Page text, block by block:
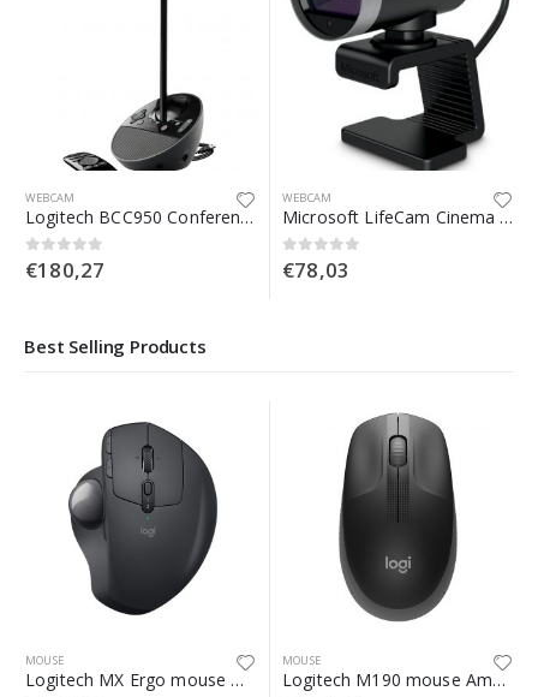
WEBCAM
Logitech BCC950 ConferenceCam webcam 1920 x 1080 Pixel USB 2.0 Nero
0Su 5
€180,27
WEBCAM
Microsoft LifeCam Cinema webcam 1 MP 1280 x 720 Pixel USB 2.0 Nero
0Su 5
€78,03
Best Selling Products
MOUSE
Logitech MX Ergo mouse Mano destra Wireless a RF + Bluetooth Trackball 440 DPI
MOUSE
Logitech M190 mouse Ambidestro RF Wireless Ottico 1000 DPI